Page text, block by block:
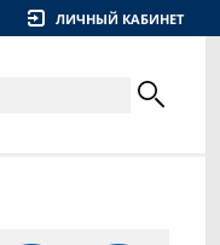
ЛИЧНЫЙ КАБИНЕТ